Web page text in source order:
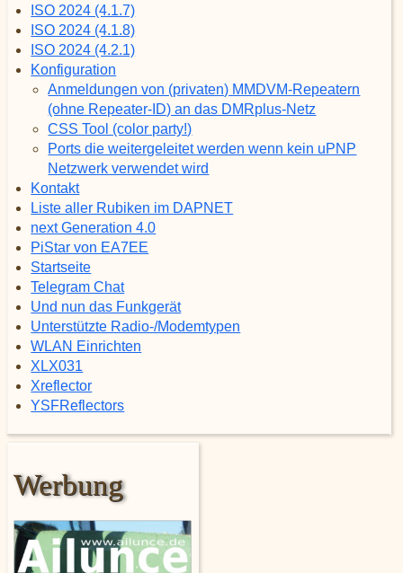
ISO 2024 (4.1.7)
ISO 2024 (4.1.8)
ISO 2024 (4.2.1)
Konfiguration
Anmeldungen von (privaten) MMDVM-Repeatern
(ohne Repeater-ID) an das DMRplus-Netz
CSS Tool (color party!)
Ports die weitergeleitet werden wenn kein uPNP
Netzwerk verwendet wird
Kontakt
Liste aller Rubiken im DAPNET
next Generation 4.0
PiStar von EA7EE
Startseite
Telegram Chat
Und nun das Funkgerät
Unterstützte Radio-/Modemtypen
WLAN Einrichten
XLX031
Xreflector
YSFReflectors
Werbung